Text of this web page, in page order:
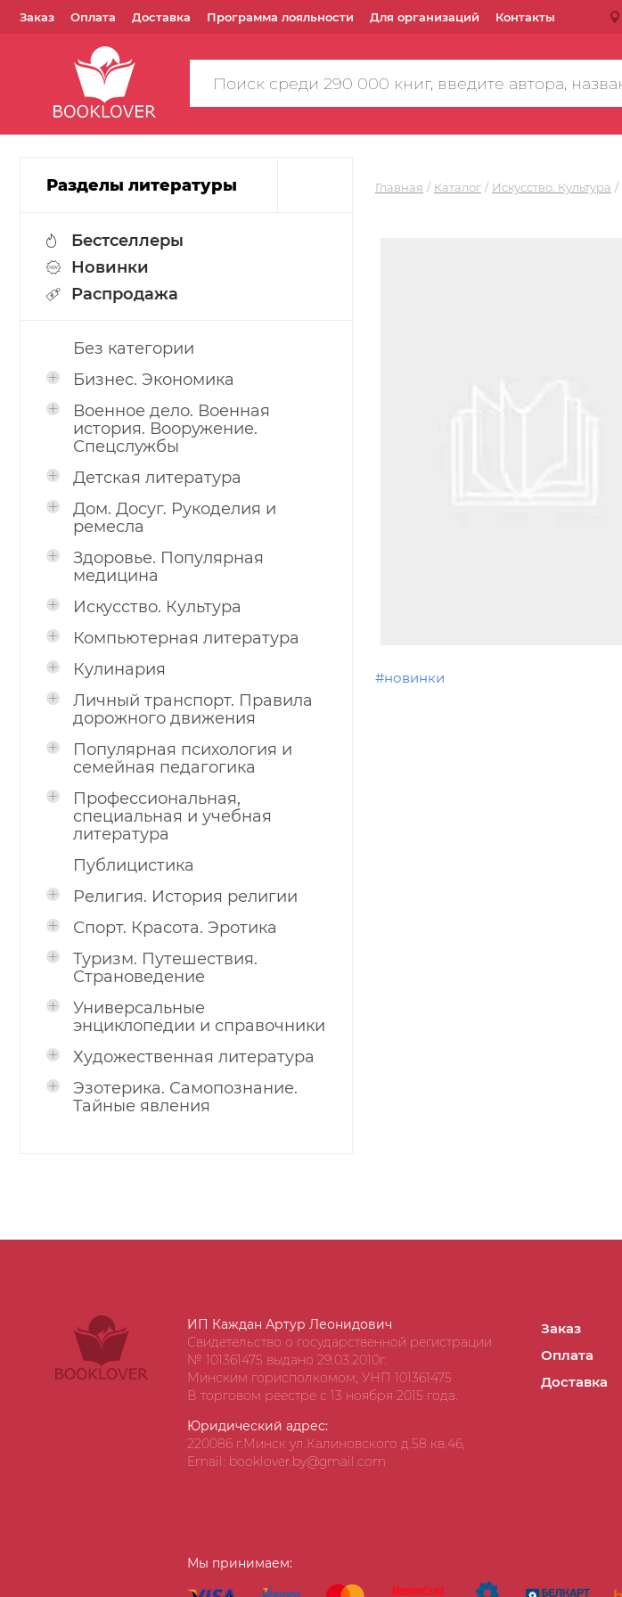
Заказ Оплата Доставка Программа лояльности Для организаций Контакты
Поиск
по
Разделы литературы
Бестселлеры
Новинки
Распродажа
Без категории
Бизнес. Экономика
Военное дело. Военная
история. Вооружение.
Спецслужбы
Детская литература
Дом. Досуг. Рукоделия и
ремесла
Здоровье. Популярная
медицина
Искусство. Культура
Компьютерная литература
Кулинария
Личный транспорт. Правила
дорожного движения
Популярная психология и
семейная педагогика
Профессиональная,
специальная и учебная
литература
Публицистика
Религия. История религии
Спорт. Красота. Эротика
Туризм. Путешествия.
Страноведение
Универсальные
энциклопедии и справочники
Художественная литература
Эзотерика. Самопознание.
Тайные явления
Главная Каталог Искусство. Культура
#новинки
ИП Каждан Артур Леонидович
Свидетельство о государственной регистрации
№ 101361475 выдано 29.03.2010г.
Минским горисполкомом, УНП 101361475
В торговом реестре с 13 ноября 2015 года.
Юридический адрес:
220086 г.Минск ул.Калиновского д.58 кв.46,
Email: booklover.by@gmail.com
Заказ
Оплата
Доставка
Мы принимаем: